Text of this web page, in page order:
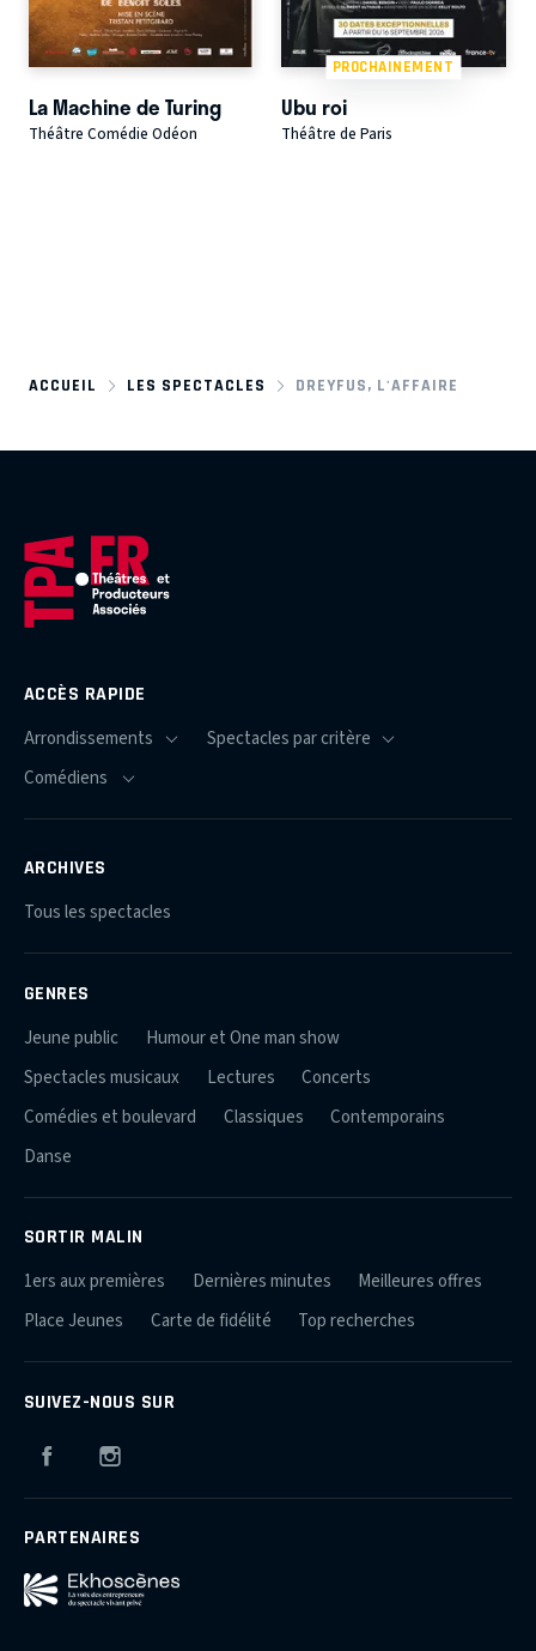
La Machine de Turing
Théâtre Comédie Odéon
PROCHAINEMENT
Ubu roi
Théâtre de Paris
ACCUEIL LES SPECTACLES DREYFUS, L'AFFAIRE
ACCÈS RAPIDE
ARCHIVES
Tous les spectacles
GENRES
Jeune public
Humour et One man show
Spectacles musicaux
Lectures
Concerts
Comédies et boulevard
Classiques
Contemporains
Danse
SORTIR MALIN
1ers aux premières Dernières minutes
Meilleures offres
Place Jeunes
Carte de fidélité Top recherches
SUIVEZ-NOUS SUR
Facebook
PARTENAIRES